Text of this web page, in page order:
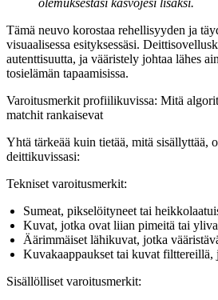
Tämä neuvo korostaa rehellisyyden ja
visuaalisessa esityksessäsi.
autenttisuutta, ja vääristely johtaa lähes
tosielämän tapaamisissa.
Varoitusmerkit profiilikuvissa: Mitä
matchit rankaisevat
Yhtä tärkeää kuin tietää, mitä sisällyttää,
deittikuvissasi:
Tekniset varoitusmerkit:
Sumeat, pikselöityneet tai
Kuvat, jotka ovat liian pimeitä tai
Äärimmäiset lähikuvat, jotka
Kuvakaappaukset tai kuvat filttereillä,
Sisällölliset varoitusmerkit: